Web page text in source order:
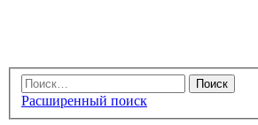
Расширенный поиск